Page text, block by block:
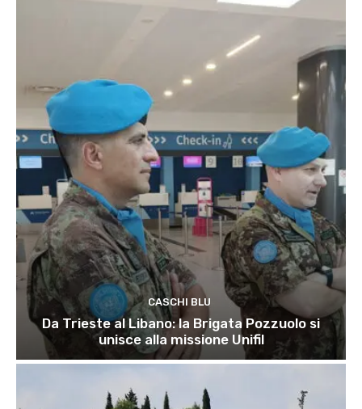
CASCHI BLU
Da Trieste al Libano: la Brigata Pozzuolo si
unisce alla missione Unifil